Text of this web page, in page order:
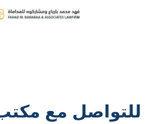
للتواصل مع